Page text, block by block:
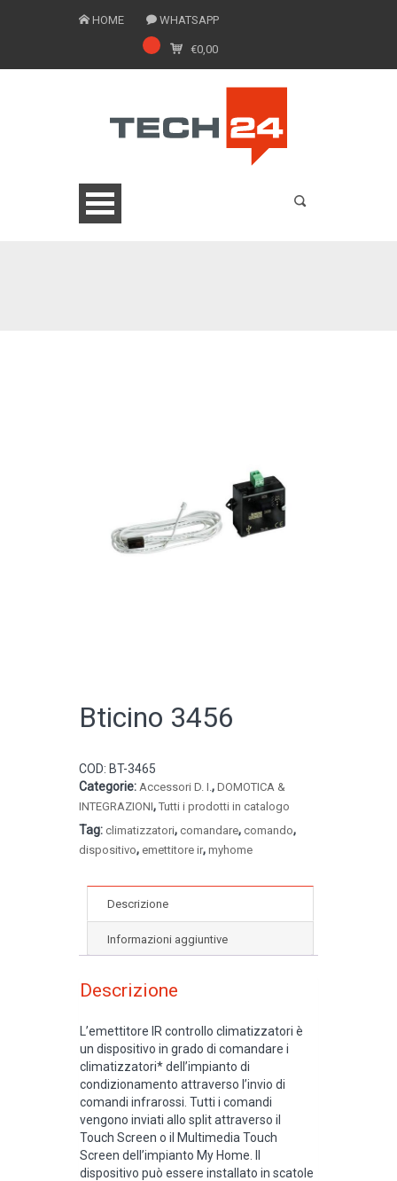
HOME WHATSAPP
€0,00
CATALOGO ONLINE
Bticino 3456
COD: BT-3465
Categorie: Accessori D. I., DOMOTICA &
INTEGRAZIONI, Tutti i prodotti in catalogo
Tag: climatizzatori, comandare, comando,
dispositivo, emettitore ir, myhome
Descrizione
Informazioni aggiuntive
Descrizione
L’emettitore IR controllo climatizzatori è
un dispositivo in grado di comandare i
climatizzatori* dell’impianto di
condizionamento attraverso l’invio di
comandi infrarossi. Tutti i comandi
vengono inviati allo split attraverso il
Touch Screen o il Multimedia Touch
Screen dell’impianto My Home. ll
dispositivo può essere installato in scatole